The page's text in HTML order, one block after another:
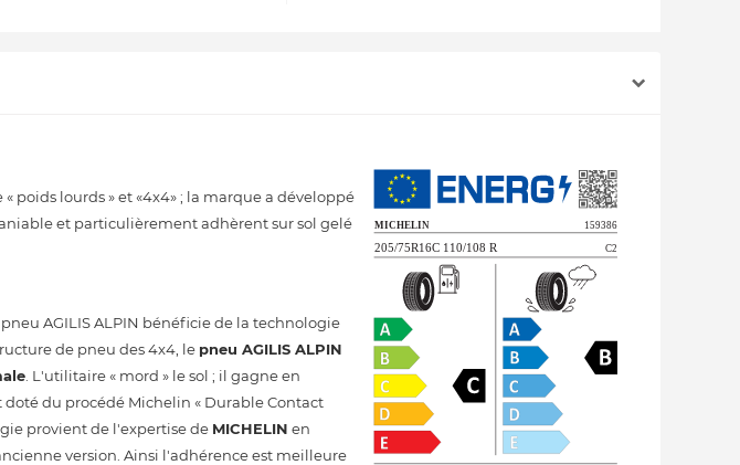
poids lourds » et «4x4» ; la marque a développé
et particulièrement adhèrent sur sol gelé
AGILIS ALPIN bénéficie de la technologie
de pneu des 4x4, le pneu AGILIS ALPIN
. L'utilitaire « mord » le sol ; il gagne en
du procédé Michelin « Durable Contact
provient de l'expertise de MICHELIN en
version. Ainsi l'adhérence est meilleure